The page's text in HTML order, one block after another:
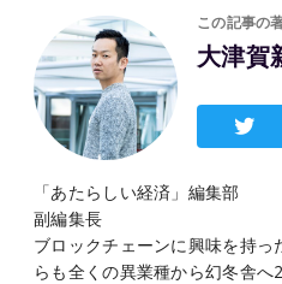
この記事の
大津賀
「あたらしい経済」編集部
副編集長
ブロックチェーンに興味を持
らも全くの異業種から幻冬舎